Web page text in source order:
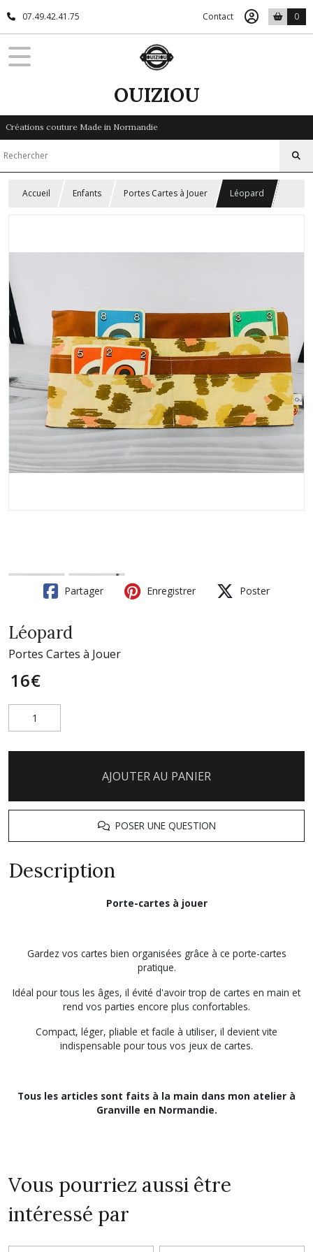
07.49.42.41.75 Contact 0
OUIZIOU
Créations couture Made in Normandie
Accueil Enfants Portes Cartes à Jouer Léopard
Partager Enregistrer Poster
Léopard
Portes Cartes à Jouer
16€
AJOUTER AU PANIER
POSER UNE QUESTION
Description
Porte-cartes à jouer
Gardez vos cartes bien organisées grâce à ce porte-cartes
pratique.
Idéal pour tous les âges, il évité d'avoir trop de cartes en main et
rend vos parties encore plus confortables.
Compact, léger, pliable et facile à utiliser, il devient vite
indispensable pour tous vos jeux de cartes.
Tous les articles sont faits à la main dans mon atelier à
Granville en Normandie.
Vous pourriez aussi être
intéressé par